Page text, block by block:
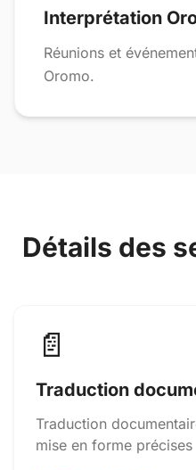
Interprétation
Réunions et
Oromo.
Détails des
📄
Traduction
Traduction
mise en forme précises